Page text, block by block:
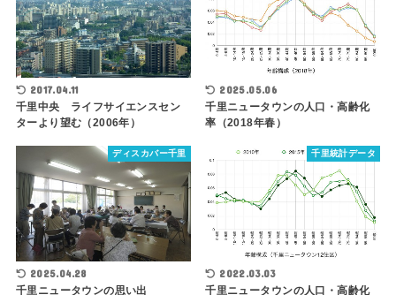
2017.04.11
千里中央 ライフサイエンスセン
ターより望む（2006年）
2025.05.06
千里ニュータウンの人口・高齢化
率（2018年春）
ディスカバー千里
2025.04.28
千里ニュータウンの思い出
千里統計データ
2022.03.03
千里ニュータウンの人口・高齢化